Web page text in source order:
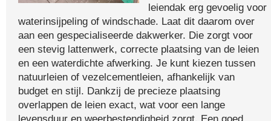
leiendak erg gevoelig voor
waterinsijpeling of windschade. Laat dit daarom over
aan een gespecialiseerde dakwerker. Die zorgt voor
een stevig lattenwerk, correcte plaatsing van de leien
en een waterdichte afwerking. Je kunt kiezen tussen
natuurleien of vezelcementleien, afhankelijk van
budget en stijl. Dankzij de precieze plaatsing
overlappen de leien exact, wat voor een lange
levensduur en weerbestendigheid zorgt. Een goed